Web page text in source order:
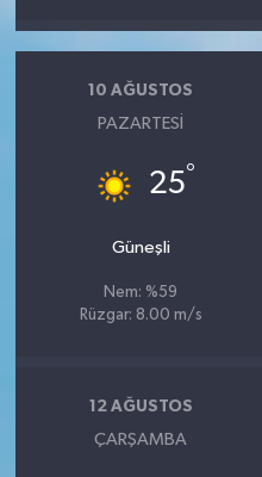
10 AĞUSTOS
PAZARTESI
25°
Güneşli
Nem: %59
Rüzgar: 8.00 m/s
12 AĞUSTOS
ÇARŞAMBA